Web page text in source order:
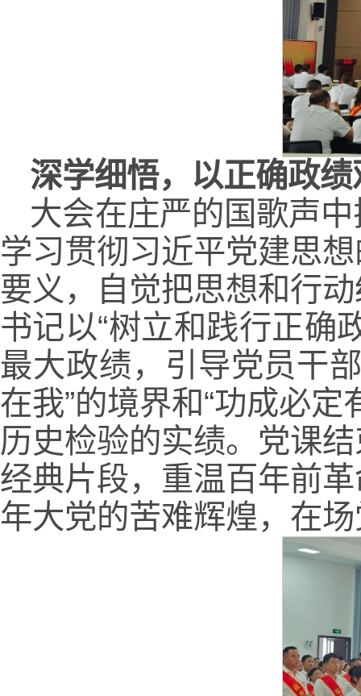
深学细悟，以正确政
大会在庄严的国歌声
学习贯彻习近平党建思
要义，自觉把思想和行
书记以“树立和践行正确
最大政绩，引导党员干
在我”的境界和“功成必
历史检验的实绩。党课
经典片段，重温百年前
年大党的苦难辉煌，在